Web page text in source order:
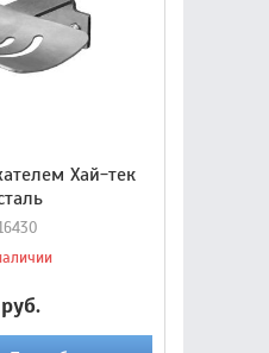
Хай-тек